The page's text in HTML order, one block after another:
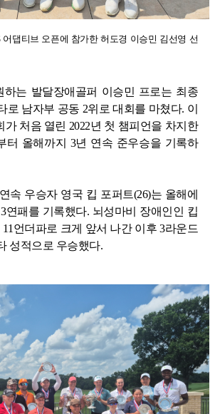
어댑티브 오픈에 참가한 허도경 이승민 김선영 선
하는 발달장애골퍼 이승민 프로는 최종
로 남자부 공동 2위로 대회를 마쳤다. 이
가 처음 열린 2022년 첫 챔피언을 차지한
터 올해까지 3년 연속 준우승을 기록하
속 우승자 영국 킵 포퍼트(26)는 올해에
3연패를 기록했다. 뇌성마비 장애인인 킵
11 언더파로 크게 앞서 나간 이후3라운드
성적으로 우승했다.